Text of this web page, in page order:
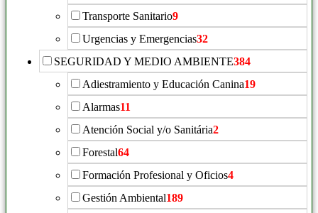
Transporte Sanitario9
Urgencias y Emergencias32
SEGURIDAD Y MEDIO AMBIENTE384
Adiestramiento y Educación Canina19
Alarmas11
Atención Social y/o Sanitária2
Forestal64
Formación Profesional y Oficios4
Gestión Ambiental189